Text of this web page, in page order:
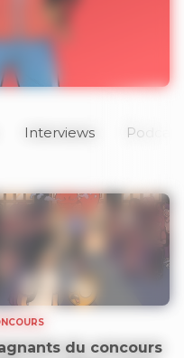
Interviews Podcast
du concours